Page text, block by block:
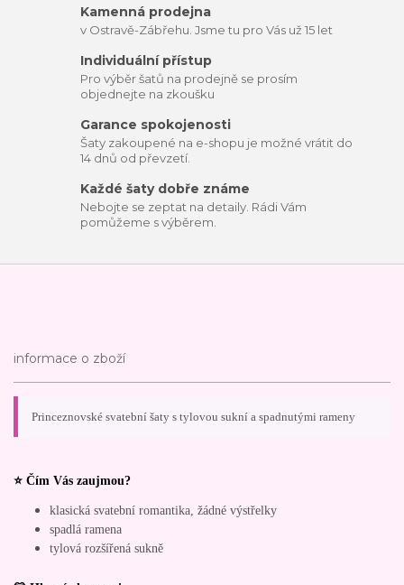
Kamenná prodejna
v Ostravě-Zábřehu. Jsme tu pro Vás už 15 let
Individuální přístup
Pro výběr šatů na prodejně se prosím
objednejte na zkoušku
Garance spokojenosti
Šaty zakoupené na e-shopu je možné vrátit do
14 dnů od převzetí.
Každé šaty dobře známe
Nebojte se zeptat na detaily. Rádi Vám
pomůžeme s výběrem.
informace o zboží
Princeznovské svatební šaty s tylovou sukní a spadnutými rameny
⭐ Čím Vás zaujmou?
klasická svatební romantika, žádné výstřelky
spadlá ramena
tylová rozšířená sukně